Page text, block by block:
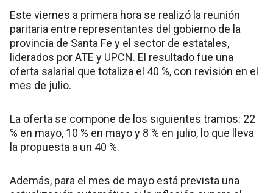
Este viernes a primera hora se realizó la reunión
paritaria entre representantes del gobierno de la
provincia de Santa Fe y el sector de estatales,
liderados por ATE y UPCN. El resultado fue una
oferta salarial que totaliza el 40 %, con revisión en el
mes de julio.
La oferta se compone de los siguientes tramos: 22
% en mayo, 10 % en mayo y 8 % en julio, lo que lleva
la propuesta a un 40 %.
Además, para el mes de mayo está prevista una